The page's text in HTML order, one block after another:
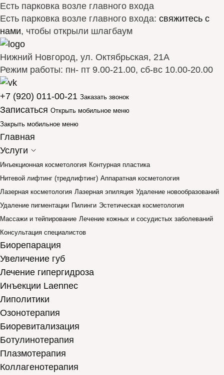
Есть парковка возле главного входа
Есть парковка возле главного входа: свяжитесь с
нами, чтобы открыли шлагбаум
Нижний Новгород, ул. Октябрьская, 21А
Режим работы: пн- пт 9.00-21.00, сб-вс 10.00-20.00
+7 (920) 011-00-21 Заказать звонок
Записаться Открыть мобильное меню
Закрыть мобильное меню
Главная
Услуги
Инъекционная косметология Контурная пластика
Нитевой лифтинг (тредлифтинг) Аппаратная косметология
Лазерная косметология Лазерная эпиляция Удаление новообразований
Удаление пигментации Пилинги Эстетическая косметология
Массажи и тейпирование Лечение кожных и сосудистых заболеваний
Консультация специалистов
Биорепарация
Увеличение губ
Лечение гипергидроза
Инъекции Laennec
Липолитики
Озонотерапия
Биоревитализация
Ботулинотерапия
Плазмотерапия
Коллагенотерапия